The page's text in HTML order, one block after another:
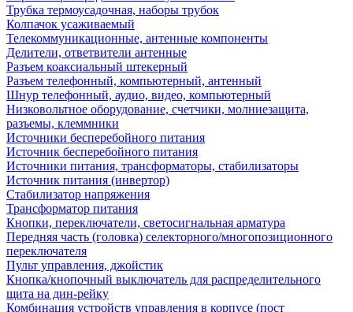
Трубка термоусадочная, наборы трубок
Колпачок усаживаемый
Телекоммуникационные, антенные компоненты
Делители, ответвители антенные
Разъем коаксиальный штекерный
Разъем телефонный, компьютерный, антенный
Шнур телефонный, аудио, видео, компьютерный
Низковольтное оборудование, счетчики, молниезащита,
разъемы, клеммники
Источники бесперебойного питания
Источник бесперебойного питания
Источники питания, трансформаторы, стабилизаторы
Источник питания (инвертор)
Стабилизатор напряжения
Трансформатор питания
Кнопки, переключатели, светосигнальная арматура
Передняя часть (головка) селекторного/многопозиционного
переключателя
Пульт управления, джойстик
Кнопка/кнопочный выключатель для распределительного
щита на дин-рейку
Комбинация устройств управления в корпусе (пост